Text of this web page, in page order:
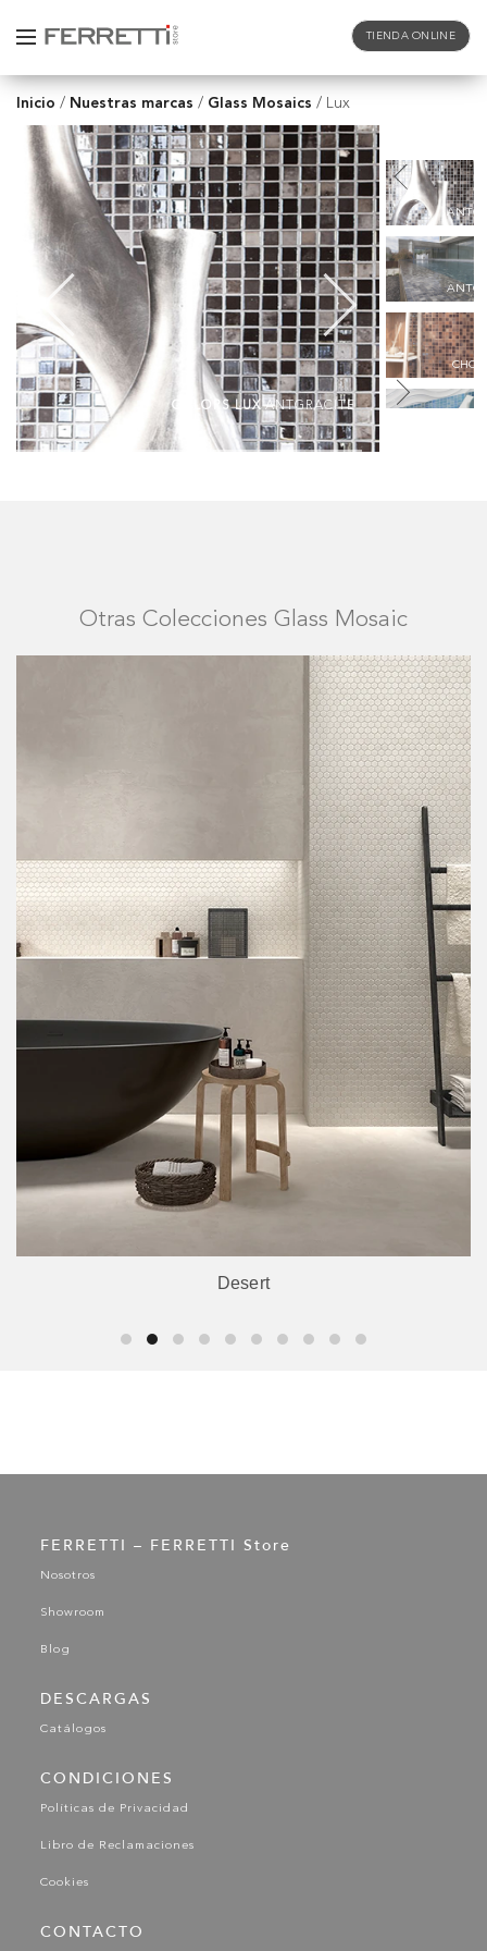
TIENDA ONLINE
Inicio / Nuestras marcas / Glass Mosaics / Lux
COLORS LUXANTGRACITE
Otras Colecciones Glass Mosaic
Desert
FERRETTI – FERRETTI Store
Nosotros
Showroom
Blog
DESCARGAS
Catálogos
CONDICIONES
Políticas de Privacidad
Libro de Reclamaciones
Cookies
CONTACTO